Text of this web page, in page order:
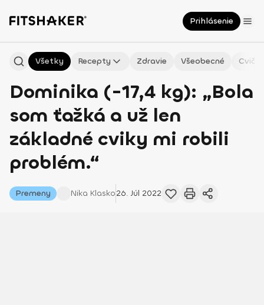
Prihlásenie
Všetky Recepty Zdravie Všeobecné
Dominika (-17,4 kg): „Bola
som ťažká a už len
základné cviky mi robili
problém.“
Premeny Nika Klasko26. Júl 2022